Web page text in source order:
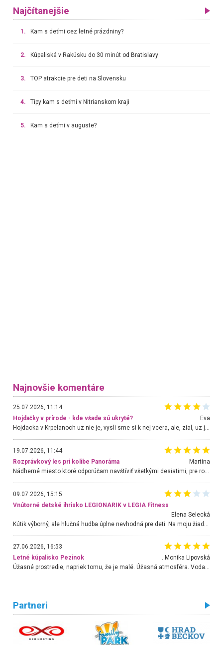
Najčítanejšie
1. Kam s deťmi cez letné prázdniny?
2. Kúpaliská v Rakúsku do 30 minút od Bratislavy
3. TOP atrakcie pre deti na Slovensku
4. Tipy kam s deťmi v Nitrianskom kraji
5. Kam s deťmi v auguste?
Najnovšie komentáre
25.07.2026, 11:14
Hojdačky v prírode - kde všade sú ukryté?
Eva
Hojdacka v Krpelanoch uz nie je, vysli sme si k nej vcera, ale, zial, uz je znicena. Ak sem planujete cestu len kvoli hojdacke, mozete si ju usetrit. Krasny vyhlad je tu vsak aj bez hojdacky :-)
19.07.2026, 11:44
Rozprávkový les pri kolibe Panoráma
Martina
Nádherné miesto ktoré odporúčam navštíviť všetkými desiatimi, pre rodiny s deťmi, dôchodcom... Proste a jednoducho ozaj rozprávkový les.. určite ešte prídeme. Odniesli sme si na pamiatku krásne tričká,
09.07.2026, 15:15
Vnútorné detské ihrisko LEGIONARIK v LEGIA Fitness
Elena Selecká
27.06.2026, 16:53
Letné kúpalisko Pezinok
. Monika Lipovská
Úžasné prostredie, napriek tomu, že je malé. Úžasná atmosféra. Voda fantastická a nádherná. Ľudí je pomerne veľa, ale su mili a ohľaduplní. Je veľmi zaujímavé sledovať, ako dokážu spolu športovať cudzí ľudia a bez ohľadu na vek. Vládne tu pohoda. Vnuka neviem dostať z vody. Ďakujem za krásny deň . Urcite sa sem vrátim. Jediný problém je s parkovaním, ale aj ten sa mi podarilo vyriešiť. Monika Bratislava
Partneri